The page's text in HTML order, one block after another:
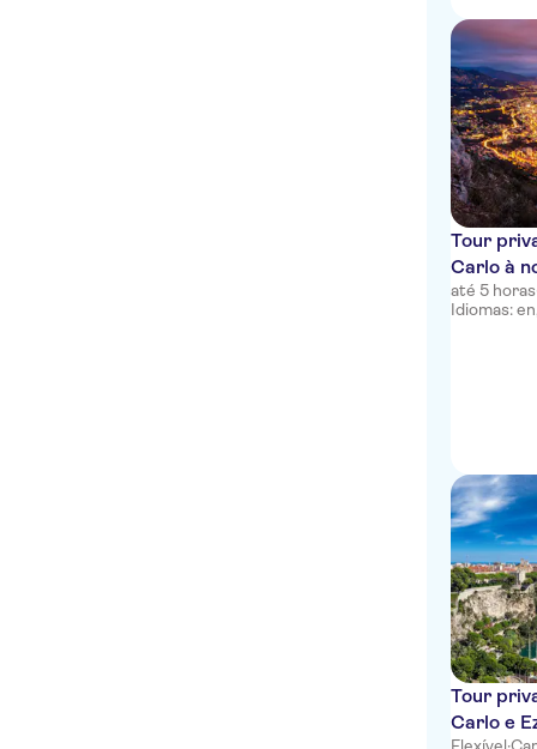
Tour
Carlo à
até 5 horas
Idiomas:
Tour
Carlo e